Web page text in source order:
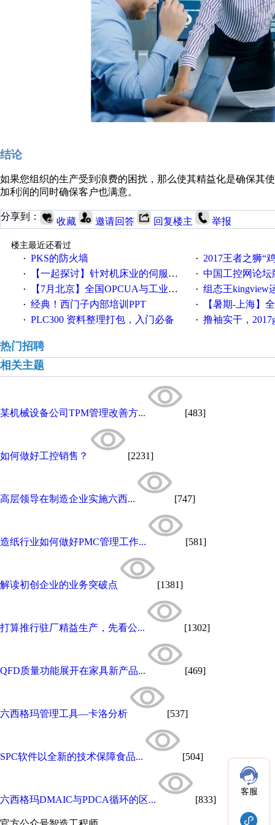
结论
如果您组织的生产受到浪费的困扰，那么使其精益化是确保其
加利润的同时确保客户也满意。
分享到： 收藏 邀请回答 回复楼主 举报
楼主最近还看过
· PKS的防火墙 · 2017王者之狮“鸡”情签到
· 【一起探讨】针对机床业的伺服系统发展，您的期望是什么？ · 中国工控网论坛版
· 【7月北京】全国OPCUA与工业互联技术培训班通知！ · 组态王kingview
· 经典！西门子内部培训PPT · 【暑期-上海】全国工业
· PLC300 资料整理打包，入门必备 · 撸袖实干，2017gongkong®第
热门招聘
相关主题
某机械设备公司TPM管理改善方... [483]
如何做好工控销售？ [2231]
高层领导在制造企业实施六西... [747]
造纸行业如何做好PMC管理工作... [581]
解读初创企业的业务突破点 [1381]
打算推行驻厂精益生产，先看公... [1302]
QFD质量功能展开在家具新产品... [469]
六西格玛管理工具—卡洛分析 [537]
SPC软件以全新的技术保障食品... [504]
六西格玛DMAIC与PDCA循环的区... [833]
客服